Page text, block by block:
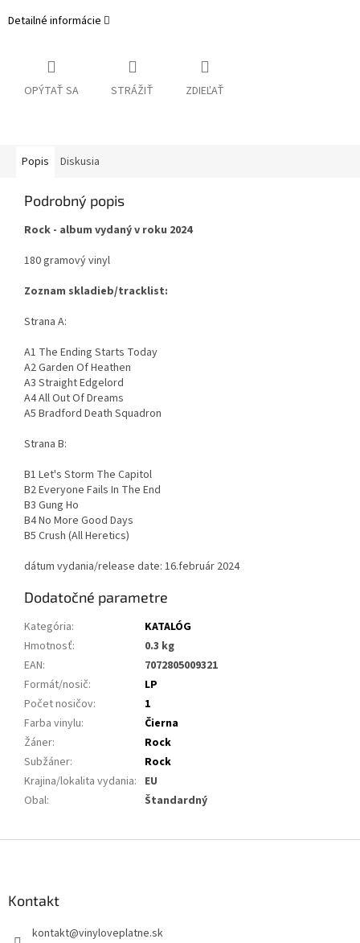
Detailné informácie
OPÝTAŤ SA STRÁŽIŤ ZDIEĽAŤ
Popis Diskusia
Podrobný popis
Rock - album vydaný v roku 2024
180 gramový vinyl
Zoznam skladieb/tracklist:
Strana A:
A1 The Ending Starts Today
A2 Garden Of Heathen
A3 Straight Edgelord
A4 All Out Of Dreams
A5 Bradford Death Squadron
Strana B:
B1 Let's Storm The Capitol
B2 Everyone Fails In The End
B3 Gung Ho
B4 No More Good Days
B5 Crush (All Heretics)
dátum vydania/release date: 16.február 2024
Dodatočné parametre
Kategória:
KATALÓG
Hmotnosť:
0.3 kg
EAN:
7072805009321
Formát/nosič:
LP
Počet nosičov:
1
Farba vinylu:
Čierna
Žáner:
Rock
Subžáner:
Rock
Krajina/lokalita vydania: EU
Obal: Štandardný
Kontakt
kontakt@vinyloveplatne.sk